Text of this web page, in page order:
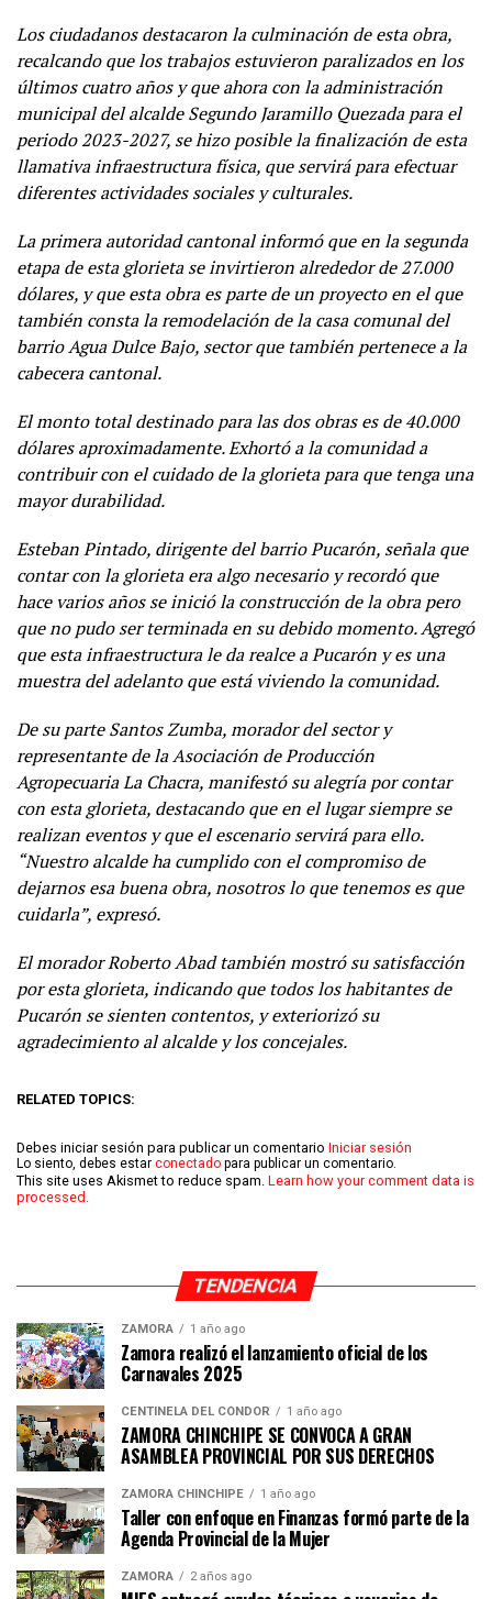
Los ciudadanos destacaron la culminación de esta obra,
recalcando que los trabajos estuvieron paralizados en los
últimos cuatro años y que ahora con la administración
municipal del alcalde Segundo Jaramillo Quezada para el
periodo 2023-2027, se hizo posible la finalización de esta
llamativa infraestructura física, que servirá para efectuar
diferentes actividades sociales y culturales.
La primera autoridad cantonal informó que en la segunda
etapa de esta glorieta se invirtieron alrededor de 27.000
dólares, y que esta obra es parte de un proyecto en el que
también consta la remodelación de la casa comunal del
barrio Agua Dulce Bajo, sector que también pertenece a la
cabecera cantonal.
El monto total destinado para las dos obras es de 40.000
dólares aproximadamente. Exhortó a la comunidad a
contribuir con el cuidado de la glorieta para que tenga una
mayor durabilidad.
Esteban Pintado, dirigente del barrio Pucarón, señala que
contar con la glorieta era algo necesario y recordó que
hace varios años se inició la construcción de la obra pero
que no pudo ser terminada en su debido momento. Agregó
que esta infraestructura le da realce a Pucarón y es una
muestra del adelanto que está viviendo la comunidad.
De su parte Santos Zumba, morador del sector y
representante de la Asociación de Producción
Agropecuaria La Chacra, manifestó su alegría por contar
con esta glorieta, destacando que en el lugar siempre se
realizan eventos y que el escenario servirá para ello.
“Nuestro alcalde ha cumplido con el compromiso de
dejarnos esa buena obra, nosotros lo que tenemos es que
cuidarla”, expresó.
El morador Roberto Abad también mostró su satisfacción
por esta glorieta, indicando que todos los habitantes de
Pucarón se sienten contentos, y exteriorizó su
agradecimiento al alcalde y los concejales.
RELATED TOPICS:
Debes iniciar sesión para publicar un comentario Iniciar sesión
Lo siento, debes estar conectado para publicar un comentario.
This site uses Akismet to reduce spam. Learn how your comment data is
processed.
TENDENCIA
ZAMORA 1 año ago
Zamora realizó el lanzamiento oficial de los
Carnavales 2025
CENTINELA DEL CÓNDOR 1 año ago
ZAMORA CHINCHIPE SE CONVOCA A GRAN
ASAMBLEA PROVINCIAL POR SUS DERECHOS
ZAMORA CHINCHIPE 1 año ago
Taller con enfoque en Finanzas formó parte de la
Agenda Provincial de la Mujer
ZAMORA 2 años ago